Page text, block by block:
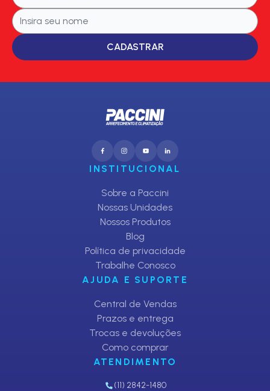
CADASTRAR
INSTITUCIONAL
Sobre a Paccini
Nossas Unidades
Nossos Produtos
Blog
Política de privacidade
Trabalhe Conosco
AJUDA E SUPORTE
Central de Vendas
Prazos e entrega
Trocas e devoluções
Como comprar
ATENDIMENTO
(11) 2842-1480